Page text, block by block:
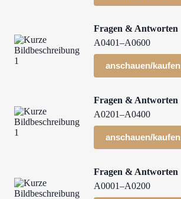
Fragen & Antworten
A0401–A0600
anschauen/kaufen
Fragen & Antworten
A0201–A0400
anschauen/kaufen
Fragen & Antworten
A0001–A0200